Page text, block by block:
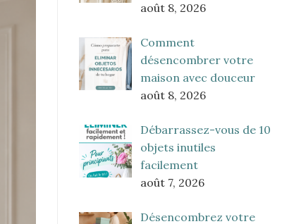
août 8, 2026
Comment
désencombrer votre
maison avec douceur
août 8, 2026
Débarrassez-vous de 10
objets inutiles
facilement
août 7, 2026
Désencombrez votre